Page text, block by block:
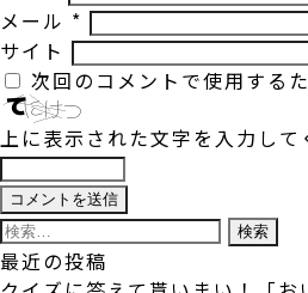
メール *
サイト
次回のコメントで使用する
上に表示された文字を入力して
検
索:
最近の投稿